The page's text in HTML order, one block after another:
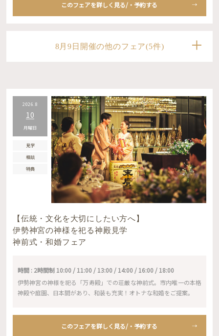
このフェアを詳しく見る/・予約する
8月9日開催の他のフェア(5件)
2026.8
10
月曜日
見学
相談
特典
【伝統・文化を大切にしたい方へ】
伊勢神宮の神様を祀る神殿見学
神前式・和婚フェア
時間 : 2時間制 10:00 / 11:00 / 13:00 / 14:00 / 16:00 / 18:00
伊勢神宮の神様を祀る「万寿殿」での荘厳な神前式。市内唯一の本格
神殿や庭園、日本間があり、和装も充実！オトナな和婚をご提案。
このフェアを詳しく見る/・予約する